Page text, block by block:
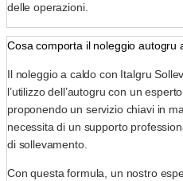
delle operazioni.
Cosa comporta il noleggio autogru
Il noleggio a caldo con Italgru
l’utilizzo dell’autogru con un
proponendo un servizio chiavi in
necessita di un supporto
di sollevamento.
Con questa formula, un nostro